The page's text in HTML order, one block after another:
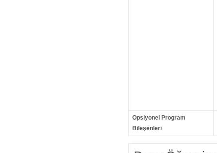
Opsiyonel Program
Bileşenleri